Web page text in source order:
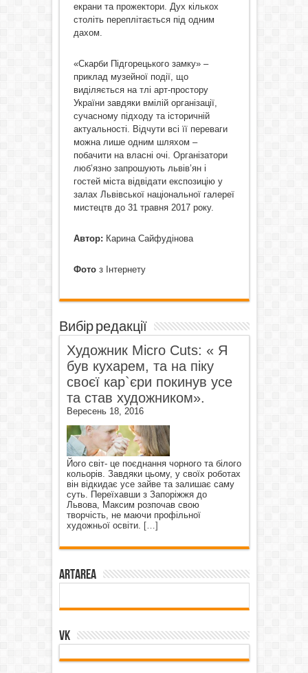
екрани та прожектори. Дух кількох
століть переплітається під одним
дахом.
«Скарби Підгорецького замку» –
приклад музейної події, що
виділяється на тлі арт-простору
України завдяки вмілій організації,
сучасному підходу та історичній
актуальності. Відчути всі її переваги
можна лише одним шляхом –
побачити на власні очі. Організатори
люб’язно запрошують львів’ян і
гостей міста відвідати експозицію у
залах Львівської національної галереї
мистецтв до 31 травня 2017 року.
Автор: Карина Сайфудінова
Фотоз Інтернету
Вибір редакції
Художник Micro Cuts: « Я
був кухарем, та на піку
своєї кар`єри покинув усе
та став художником».
Вересень 18, 2016
Його світ- це поєднання чорного та білого
кольорів. Завдяки цьому, у своїх роботах
він відкидає усе зайве та залишає саму
суть. Переїхавши з Запоріжжя до
Львова, Максим розпочав свою
творчість, не маючи профільної
художньої освіти. […]
ArtArea
VK